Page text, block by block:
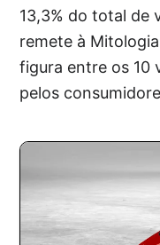
13,3% do total de
remete à
figura entre os 10
pelos